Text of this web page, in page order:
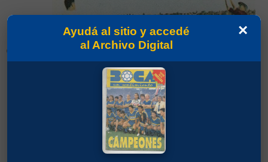
01/10/1933
Ferro 0 - Boca 4
Boca 3 - Atlanta 1
×
Ayudá al sitio y accedé
al Archivo Digital